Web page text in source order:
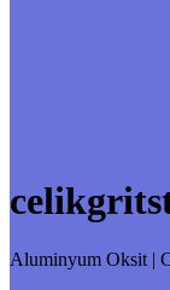
Aluminyum Oksit |